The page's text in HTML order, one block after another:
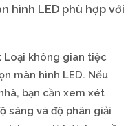
hình LED phù hợp với
Loại không gian tiệc
màn hình LED. Nếu
bạn cần xem xét
sáng và độ phân giải